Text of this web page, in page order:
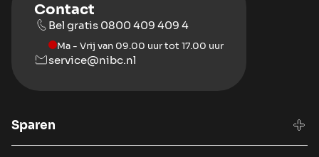
Contact
Bel gratis 0800 409 409 4
Ma - Vrij van 09.00 uur tot 17.00 uur
service@nibc.nl
Sparen